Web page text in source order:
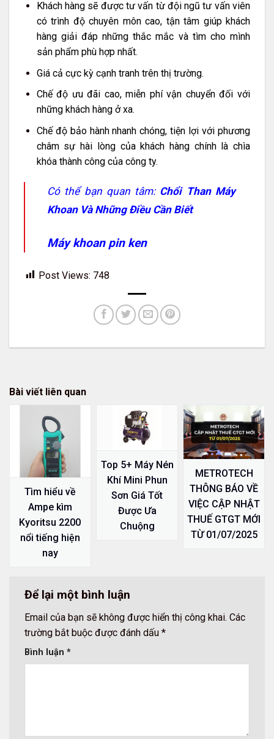
Khách hàng sẽ được tư vấn từ đội ngũ tư vấn viên
có trình độ chuyên môn cao, tận tâm giúp khách
hàng giải đáp những thắc mắc và tìm cho mình
sản phẩm phù hợp nhất.
Giá cả cực kỳ cạnh tranh trên thị trường.
Chế độ ưu đãi cao, miễn phí vận chuyển đối với
những khách hàng ở xa.
Chế độ bảo hành nhanh chóng, tiện lợi với phương
châm sự hài lòng của khách hàng chính là chìa
khóa thành công của công ty.
Có thể bạn quan tâm: Chổi Than Máy
Khoan Và Những Điều Cần Biết
Máy khoan pin ken
Post Views: 748
Bài viết liên quan
Tìm hiểu về
Ampe kìm
Kyoritsu 2200
nổi tiếng hiện
nay
Top 5+ Máy Nén
Khí Mini Phun
Sơn Giá Tốt
Được Ưa
Chuộng
METROTECH
THÔNG BÁO VỀ
VIỆC CẬP NHẬT
THUẾ GTGT MỚI
TỪ 01/07/2025
Để lại một bình luận
Email của bạn sẽ không được hiển thị công khai. Các
trường bắt buộc được đánh dấu *
Bình luận *